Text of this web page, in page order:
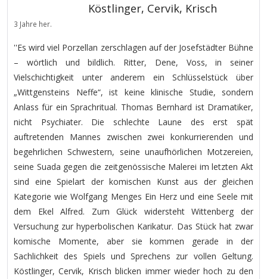
Köstlinger, Cervik, Krisch
3 Jahre her.
''Es wird viel Porzellan zerschlagen auf der Josefstädter Bühne
– wörtlich und bildlich. Ritter, Dene, Voss, in seiner
Vielschichtigkeit unter anderem ein Schlüsselstück über
„Wittgensteins Neffe“, ist keine klinische Studie, sondern
Anlass für ein Sprachritual. Thomas Bernhard ist Dramatiker,
nicht Psychiater. Die schlechte Laune des erst spät
auftretenden Mannes zwischen zwei konkurrierenden und
begehrlichen Schwestern, seine unaufhörlichen Motzereien,
seine Suada gegen die zeitgenössische Malerei im letzten Akt
sind eine Spielart der komischen Kunst aus der gleichen
Kategorie wie Wolfgang Menges Ein Herz und eine Seele mit
dem Ekel Alfred. Zum Glück widersteht Wittenberg der
Versuchung zur hyperbolischen Karikatur. Das Stück hat zwar
komische Momente, aber sie kommen gerade in der
Sachlichkeit des Spiels und Sprechens zur vollen Geltung.
Köstlinger, Cervik, Krisch blicken immer wieder hoch zu den